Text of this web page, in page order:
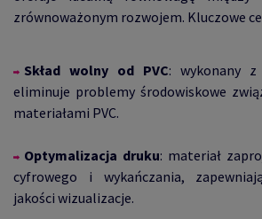
zrównoważonym rozwojem. Kluczowe
Skład wolny od PVC: wykonany z
eliminuje problemy środowiskowe
materiałami PVC.
Optymalizacja druku: materiał
cyfrowego i wykańczania,
jakości wizualizacje.